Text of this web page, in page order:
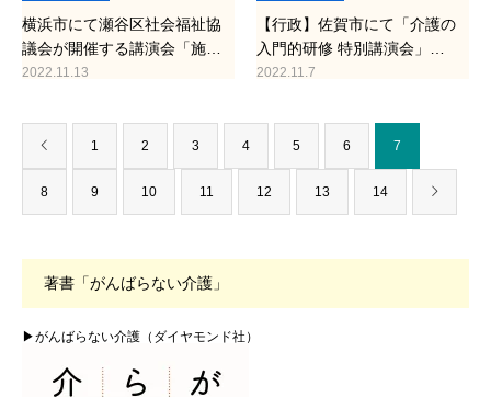
横浜市にて瀬谷区社会福祉協
議会が開催する講演会「施…
2022.11.13
【行政】佐賀市にて「介護の
入門的研修 特別講演会」…
2022.11.7
1 2 3 4 5 6 7
8 9 10 11 12 13 14
著書「がんばらない介護」
▶がんばらない介護（ダイヤモンド社）